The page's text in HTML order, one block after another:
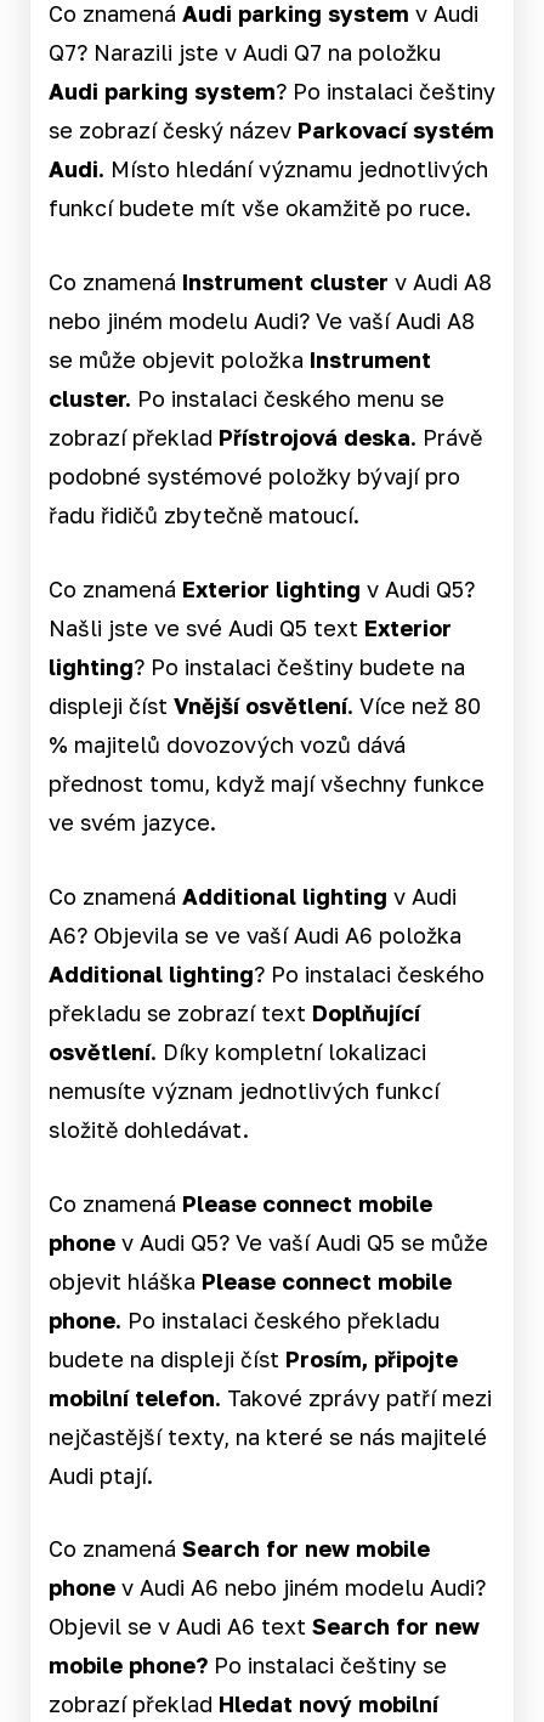
Co znamená Audi parking system v Audi
Q7? Narazili jste v Audi Q7 na položku
Audi parking system? Po instalaci češtiny
se zobrazí český název Parkovací systém
Audi. Místo hledání významu jednotlivých
funkcí budete mít vše okamžitě po ruce.
Co znamená Instrument cluster v Audi A8
nebo jiném modelu Audi? Ve vaší Audi A8
se může objevit položka Instrument
cluster. Po instalaci českého menu se
zobrazí překlad Přístrojová deska. Právě
podobné systémové položky bývají pro
řadu řidičů zbytečně matoucí.
Co znamená Exterior lighting v Audi Q5?
Našli jste ve své Audi Q5 text Exterior
lighting? Po instalaci češtiny budete na
displeji číst Vnější osvětlení. Více než 80
% majitelů dovozových vozů dává
přednost tomu, když mají všechny funkce
ve svém jazyce.
Co znamená Additional lighting v Audi
A6? Objevila se ve vaší Audi A6 položka
Additional lighting? Po instalaci českého
překladu se zobrazí text Doplňující
osvětlení. Díky kompletní lokalizaci
nemusíte význam jednotlivých funkcí
složitě dohledávat.
Co znamená Please connect mobile
phone v Audi Q5? Ve vaší Audi Q5 se může
objevit hláška Please connect mobile
phone. Po instalaci českého překladu
budete na displeji číst Prosím, připojte
mobilní telefon. Takové zprávy patří mezi
nejčastější texty, na které se nás majitelé
Audi ptají.
Co znamená Search for new mobile
phone v Audi A6 nebo jiném modelu Audi?
Objevil se v Audi A6 text Search for new
mobile phone? Po instalaci češtiny se
zobrazí překlad Hledat nový mobilní